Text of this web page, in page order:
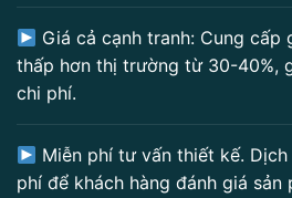
Giá cả cạnh tranh: Cung cấp
thấp hơn thị trường từ 30-40%,
chi phí.
Miễn phí tư vấn thiết kế.
phí để khách hàng đánh giá